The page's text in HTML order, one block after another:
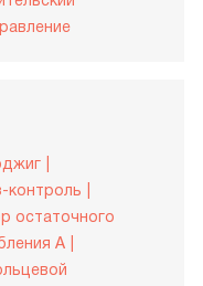
контроль
остаточного
A